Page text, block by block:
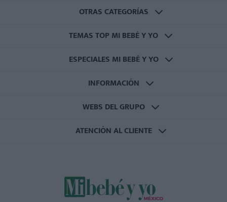
OTRAS CATEGORÍAS
TEMAS TOP MI BEBÉ Y YO
ESPECIALES MI BEBÉ Y YO
INFORMACIÓN
WEBS DEL GRUPO
ATENCIÓN AL CLIENTE